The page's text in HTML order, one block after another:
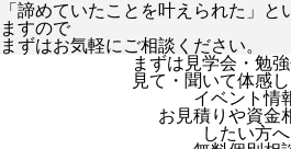
「諦めていたことを叶えられた」と
ますので
まずはお気軽にご相談ください。
まずは見学会・勉
見て・聞いて体感
イベント情
お見積りや資金
したい方へ